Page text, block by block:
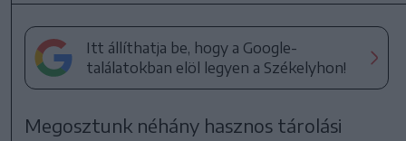
Itt állíthatja be, hogy a Google-
találatokban elöl legyen a Székelyhon!
Megosztunk néhány hasznos tárolási